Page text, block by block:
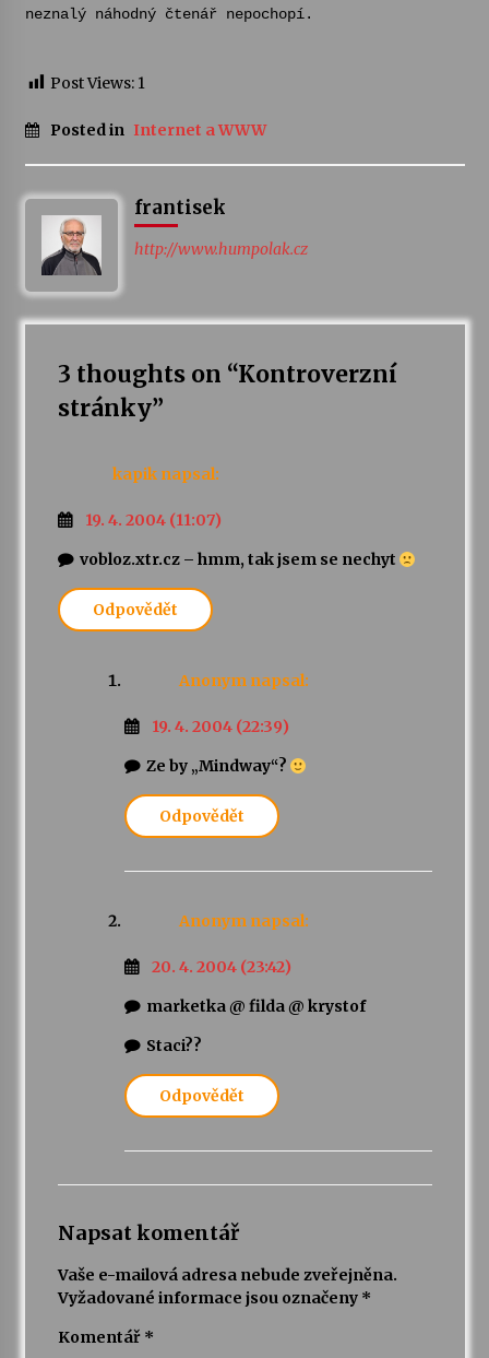
neznalý náhodný čtenář nepochopí.
Post Views: 1
Posted in Internet a WWW
frantisek
http://www.humpolak.cz
3 thoughts on “Kontroverzní
stránky”
kapik napsal:
19. 4. 2004 (11:07)
vobloz.xtr.cz – hmm, tak jsem se nechyt
Odpovědět
Anonym napsal:
19. 4. 2004 (22:39)
Ze by „Mindway“?
Odpovědět
Anonym napsal:
20. 4. 2004 (23:42)
marketka @ filda @ krystof
Staci??
Odpovědět
Napsat komentář
Vaše e-mailová adresa nebude zveřejněna.
Vyžadované informace jsou označeny *
Komentář *